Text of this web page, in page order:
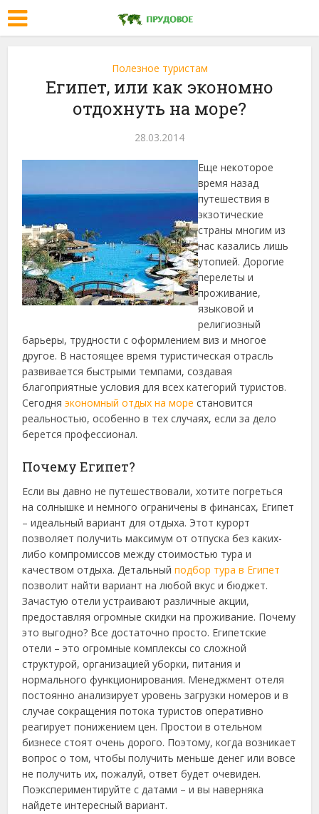
Полезное туристам
Египет, или как экономно
отдохнуть на море?
28.03.2014
Еще некоторое
время назад
путешествия в
экзотические
страны многим из
нас казались лишь
утопией. Дорогие
перелеты и
проживание,
языковой и
религиозный
барьеры, трудности с оформлением виз и многое
другое. В настоящее время туристическая отрасль
развивается быстрыми темпами, создавая
благоприятные условия для всех категорий туристов.
Сегодняэкономный отдых на море становится
реальностью, особенно в тех случаях, если за дело
берется профессионал.
Почему Египет?
Если вы давно не путешествовали, хотите погреться
на солнышке и немного ограничены в финансах, Египет
– идеальный вариант для отдыха. Этот курорт
позволяет получить максимум от отпуска без каких-
либо компромиссов между стоимостью тура и
качеством отдыха. Детальныйподбор тура в Египет
позволит найти вариант на любой вкус и бюджет.
Зачастую отели устраивают различные акции,
предоставляя огромные скидки на проживание. Почему
это выгодно? Все достаточно просто. Египетские
отели – это огромные комплексы со сложной
структурой, организацией уборки, питания и
нормального функционирования. Менеджмент отеля
постоянно анализирует уровень загрузки номеров и в
случае сокращения потока туристов оперативно
реагирует понижением цен. Простои в отельном
бизнесе стоят очень дорого. Поэтому, когда возникает
вопрос о том, чтобы получить меньше денег или вовсе
не получить их, пожалуй, ответ будет очевиден.
Поэкспериментируйте с датами – и вы наверняка
найдете интересный вариант.